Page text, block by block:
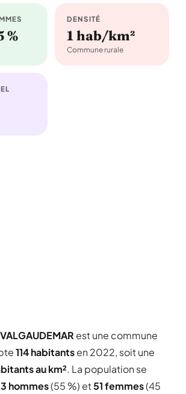
%
DENSITÉ
1 hab/km²
Commune rurale
est une commune
114 habitantsen 2022, soit une
au km². La population se
hommes(55 %) et51 femmes(45